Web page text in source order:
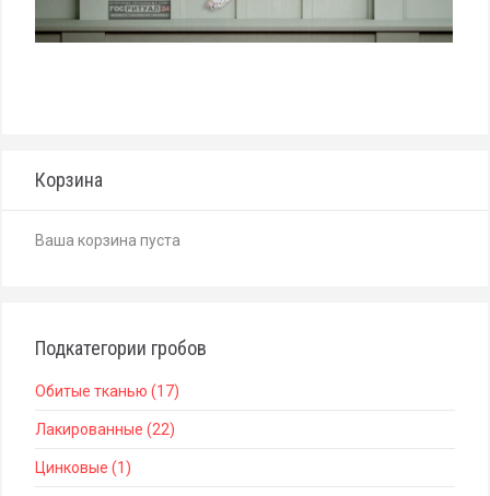
Корзина
Ваша корзина пуста
Подкатегории гробов
Обитые тканью (17)
Лакированные (22)
Цинковые (1)